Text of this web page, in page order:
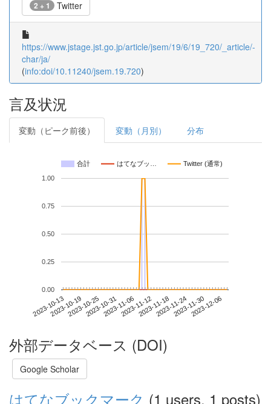
2 + 1 Twitter
https://www.jstage.jst.go.jp/article/jsem/19/6/19_720/_article/-
char/ja/
(info:doi/10.11240/jsem.19.720)
言及状況
変動（ピーク前後） 変動（月別） 分布
合計 はてなブッ… Twitter (通常)
2023-10-132023-10-192023-10-252023-10-312023-11-062023-11-122023-11-182023-11-242023-11-302023-12-06
0.00
0.25
0.50
0.75
1.00
外部データベース (DOI)
Google Scholar
はてなブックマーク (1 users, 1 posts)